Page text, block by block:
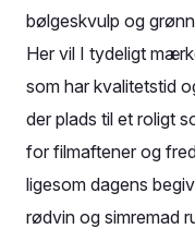
bølgeskvulp og
Her vil I tydeligt
som har kvalitetstid
der plads til et roligt
for filmaftener og
ligesom dagens
rødvin og simremad